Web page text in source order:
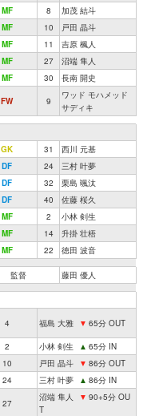
MF 8
加茂 結斗
MF 10
戸田 晶斗
MF 11
吉原 楓人
MF 27
沼端 隼人
MF 30 長南 開史
FW 9
ワッド モハメッド
サディキ
GK 31
西川 元基
DF 24
三村 叶夢
DF 32
栗島 颯汰
DF 40
佐藤 桜久
MF 2
小林 剣生
MF 14
升掛 壮梧
MF 22 徳田 波音
監督 藤田 優人
4 福島 大雅 ▼ 65分 OUT
2 小林 剣生 ▲ 65分 IN
10 戸田 晶斗 ▼ 86分 OUT
24 三村 叶夢 ▲ 86分 IN
27
沼端 隼人 ▼ 90+5分 OU
T